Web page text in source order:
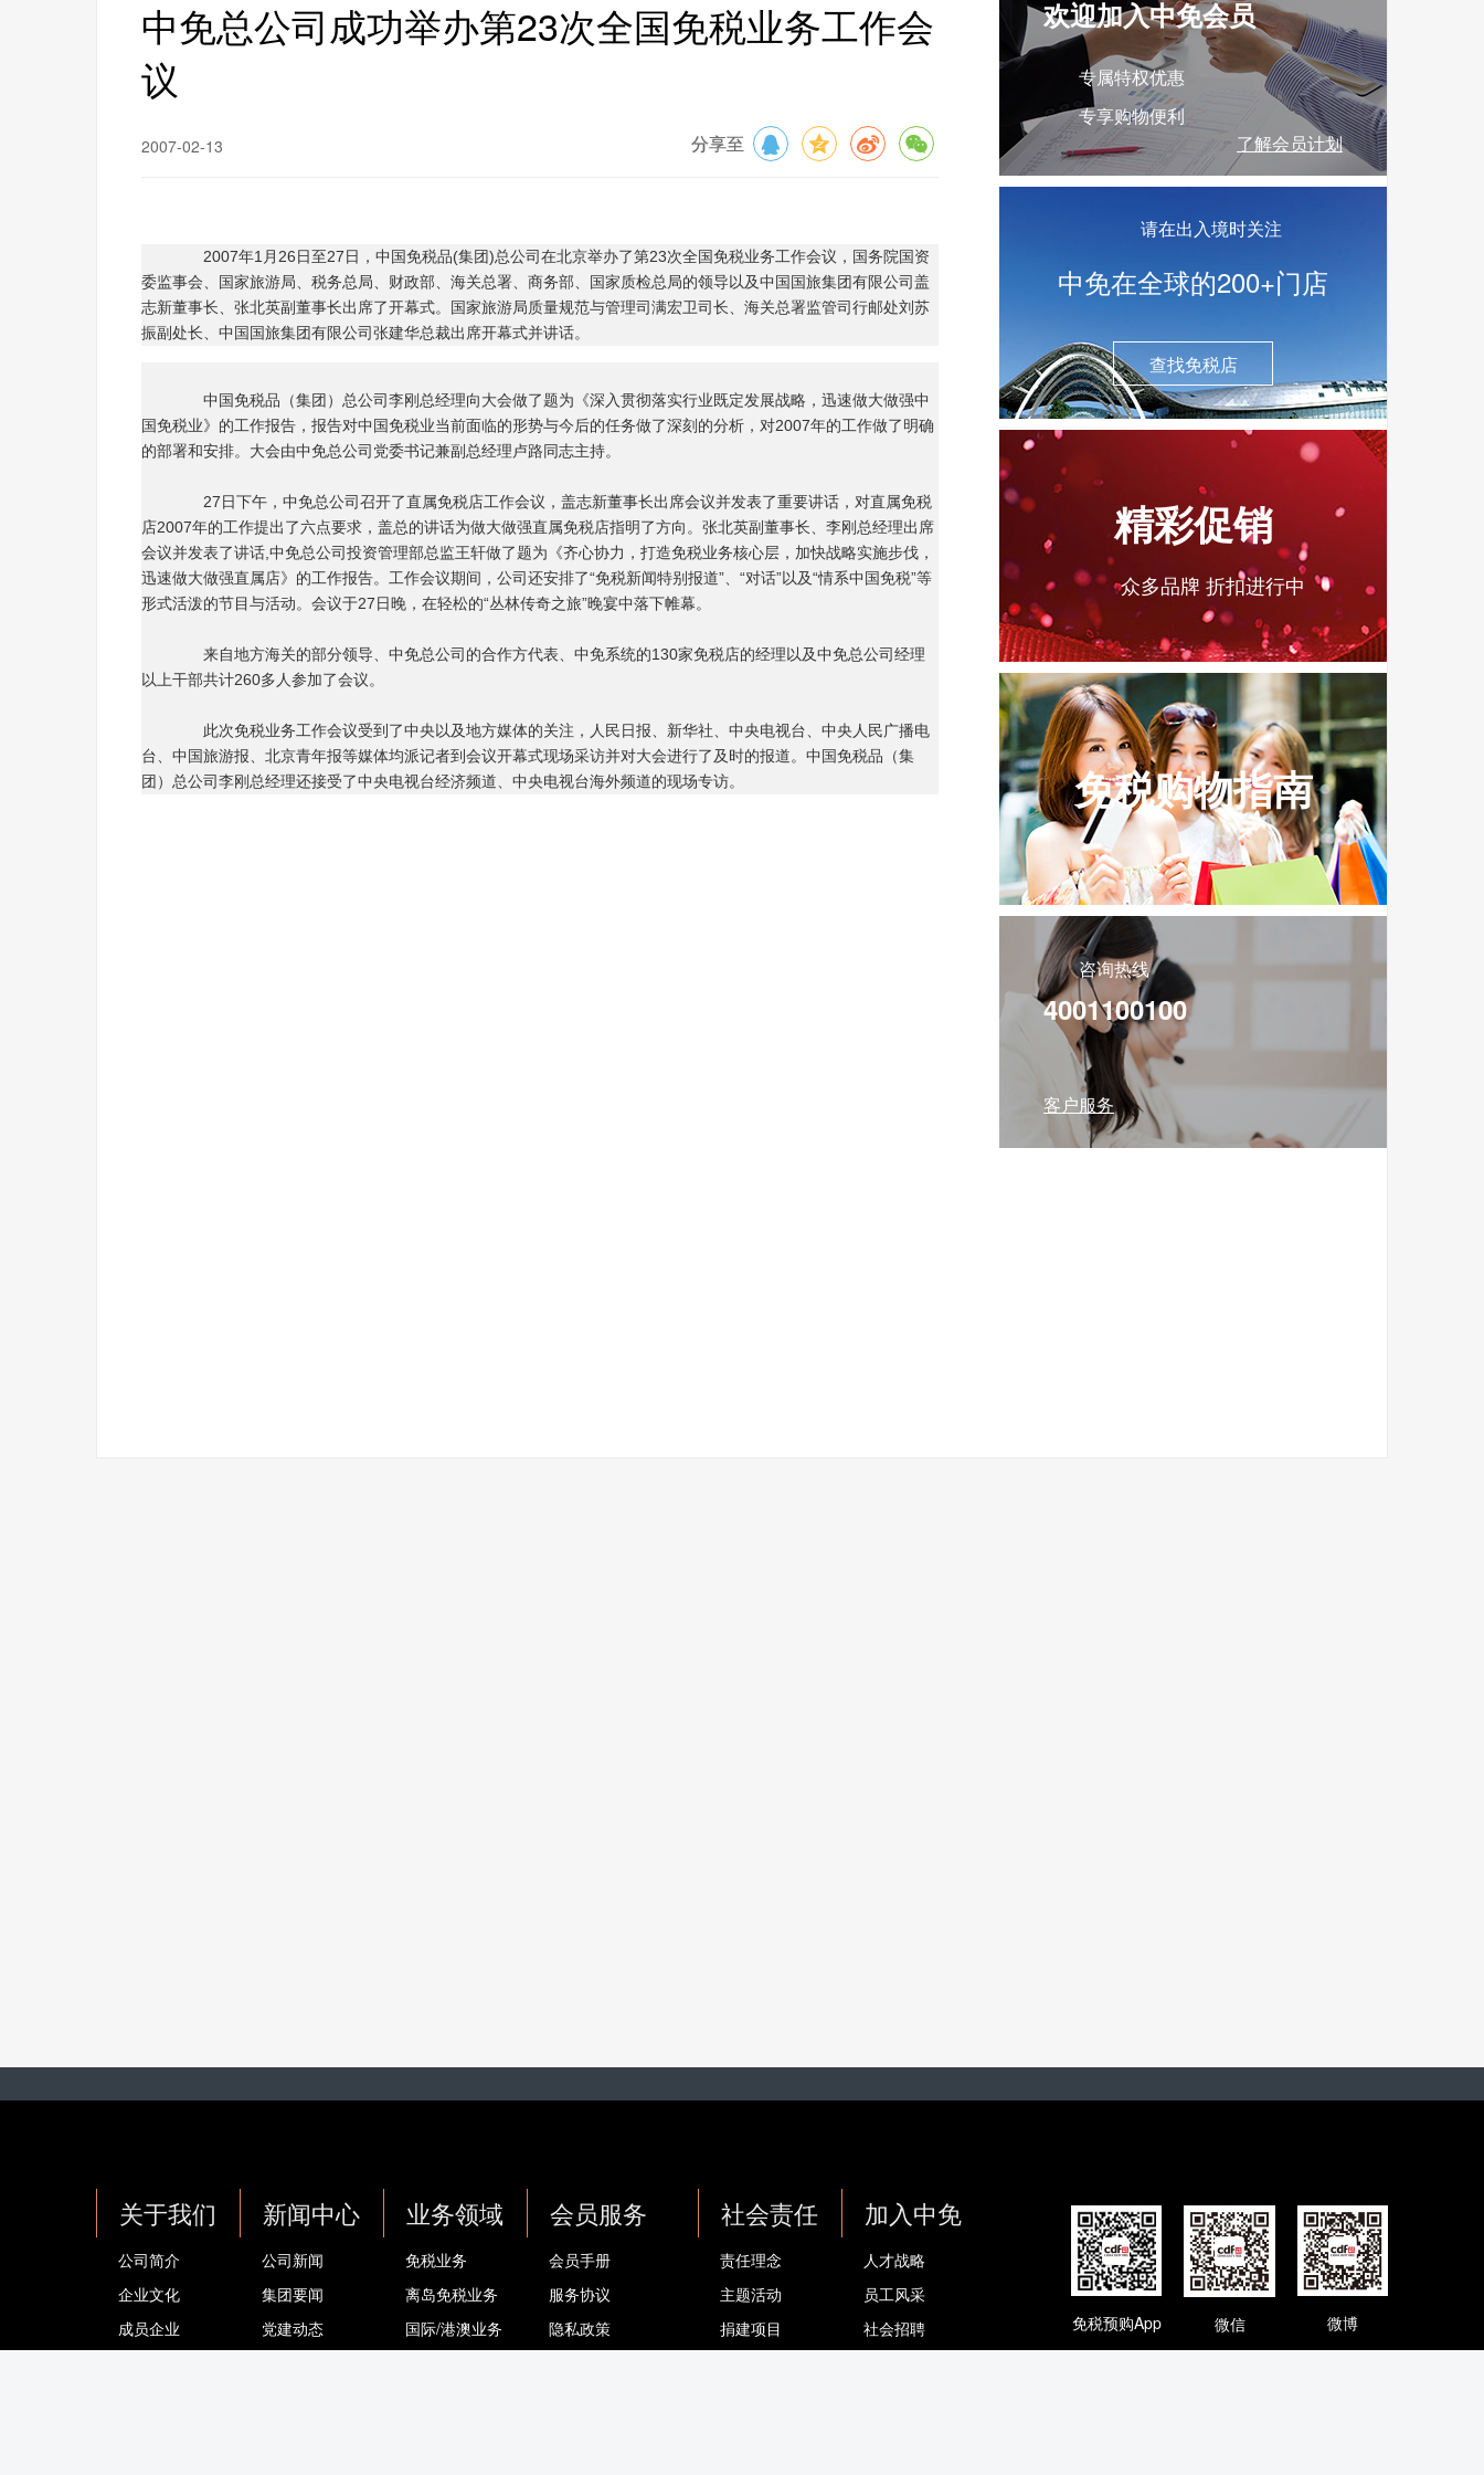
中免总公司成功举办第23次全国免税业务工作会
议
2007-02-13 分享至
2007年1月26日至27日，中国免税品(集团)总公司在北京举办了第23次全国免税业务工作会议，国务院国资
委监事会、国家旅游局、税务总局、财政部、海关总署、商务部、国家质检总局的领导以及中国国旅集团有限公司盖
志新董事长、张北英副董事长出席了开幕式。国家旅游局质量规范与管理司满宏卫司长、海关总署监管司行邮处刘苏
振副处长、中国国旅集团有限公司张建华总裁出席开幕式并讲话。
中国免税品（集团）总公司李刚总经理向大会做了题为《深入贯彻落实行业既定发展战略，迅速做大做强中
国免税业》的工作报告，报告对中国免税业当前面临的形势与今后的任务做了深刻的分析，对2007年的工作做了明确
的部署和安排。大会由中免总公司党委书记兼副总经理卢路同志主持。
27日下午，中免总公司召开了直属免税店工作会议，盖志新董事长出席会议并发表了重要讲话，对直属免税
店2007年的工作提出了六点要求，盖总的讲话为做大做强直属免税店指明了方向。张北英副董事长、李刚总经理出席
会议并发表了讲话,中免总公司投资管理部总监王轩做了题为《齐心协力，打造免税业务核心层，加快战略实施步伐，
迅速做大做强直属店》的工作报告。工作会议期间，公司还安排了“免税新闻特别报道”、“对话”以及“情系中国免税”等
形式活泼的节目与活动。会议于27日晚，在轻松的“丛林传奇之旅”晚宴中落下帷幕。
来自地方海关的部分领导、中免总公司的合作方代表、中免系统的130家免税店的经理以及中免总公司经理
以上干部共计260多人参加了会议。
此次免税业务工作会议受到了中央以及地方媒体的关注，人民日报、新华社、中央电视台、中央人民广播电
台、中国旅游报、北京青年报等媒体均派记者到会议开幕式现场采访并对大会进行了及时的报道。中国免税品（集
团）总公司李刚总经理还接受了中央电视台经济频道、中央电视台海外频道的现场专访。
欢迎加入中免会员
专属特权优惠
专享购物便利
了解会员计划
请在出入境时关注
中免在全球的200+门店
查找免税店
精彩促销
众多品牌 折扣进行中
免税购物指南
咨询热线
4001100100
客户服务
关于我们
公司简介
企业文化
成员企业
新闻中心
公司新闻
集团要闻
党建动态
业务领域
免税业务
离岛免税业务
国际/港澳业务
会员服务
会员手册
服务协议
隐私政策
社会责任
责任理念
主题活动
捐建项目
加入中免
人才战略
员工风采
社会招聘
免税预购App 微信 微博